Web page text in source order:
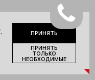
журнала «Юный
компании
книжной премии
детское
ПРИНЯТЬ
ПРИНЯТЬ
ТОЛЬКО
НЕОБХОДИМЫЕ